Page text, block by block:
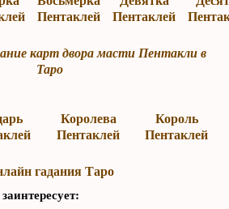
Пентаклей
Пентаклей
карт двора масти Пентакли в
Таро
Королева
Пентаклей
Король
Пентаклей
гадания Таро